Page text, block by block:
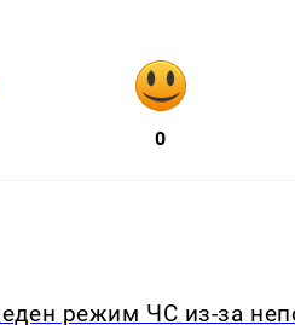
0
режим ЧС из-за